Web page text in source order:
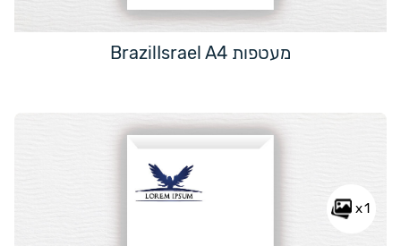
מעטפות BrazilIsrael A4
x1